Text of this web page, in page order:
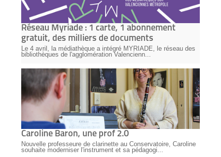
Réseau Myriade : 1 carte, 1 abonnement
gratuit, des milliers de documents
Le 4 avril, la médiathèque a intégré MYRIADE, le réseau des
bibliothèques de l'agglomération Valencienn...
Caroline Baron, une prof 2.0
Nouvelle professeure de clarinette au Conservatoire, Caroline
souhaite moderniser l'instrument et sa pédagogi...